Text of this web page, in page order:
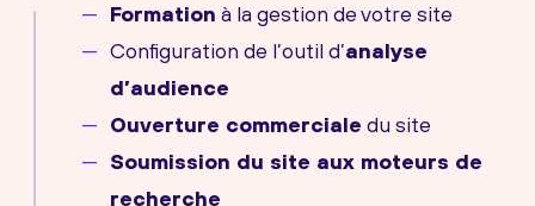
Formation à la gestion de votre site
Configuration de l’outil d’analyse
d’audience
Ouverture commerciale du site
Soumission du site aux moteurs de
recherche